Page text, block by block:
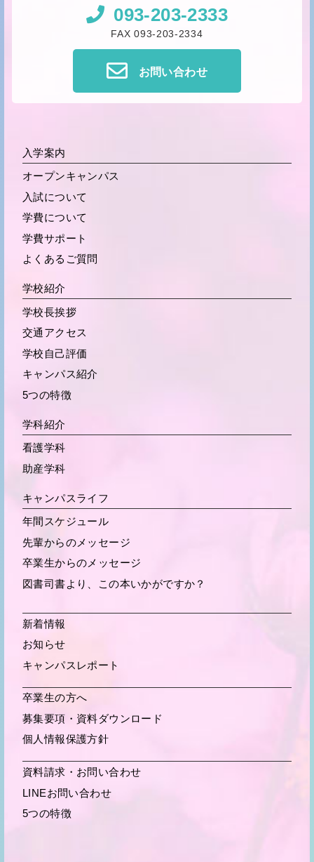
093-203-2333
FAX 093-203-2334
お問い合わせ
入学案内
オープンキャンパス
入試について
学費について
学費サポート
よくあるご質問
学校紹介
学校長挨拶
交通アクセス
学校自己評価
キャンパス紹介
5つの特徴
学科紹介
看護学科
助産学科
キャンパスライフ
年間スケジュール
先輩からのメッセージ
卒業生からの メッセージ
図書司書より、この本いかがですか？
新着情報
お知らせ
キャンパスレポート
卒業生の方へ
募集要項・ 資料ダウンロード
個人情報保護方針
資料請求・お問い合わせ
LINEお問い合わせ
5つの特徴